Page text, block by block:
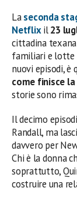
Laseconda
Netflixil23
cittadina
familiari e lotte
nuovi episodi,
come finisce la
storie sono
Il decimo
Randall, ma
davvero per
Chi è la donna
soprattutto,
costruire una